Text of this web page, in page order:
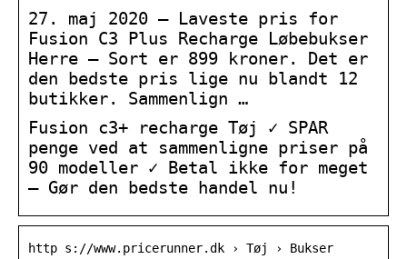
27. maj 2020 — Laveste pris for
Fusion C3 Plus Recharge Løbebukser
Herre – Sort er 899 kroner. Det er
den bedste pris lige nu blandt 12
butikker. Sammenlign …
Fusion c3+ recharge Tøj ✓ SPAR
penge ved at sammenligne priser på
90 modeller ✓ Betal ikke for meget
– Gør den bedste handel nu!
http s://www.pricerunner.dk › Tøj › Bukser